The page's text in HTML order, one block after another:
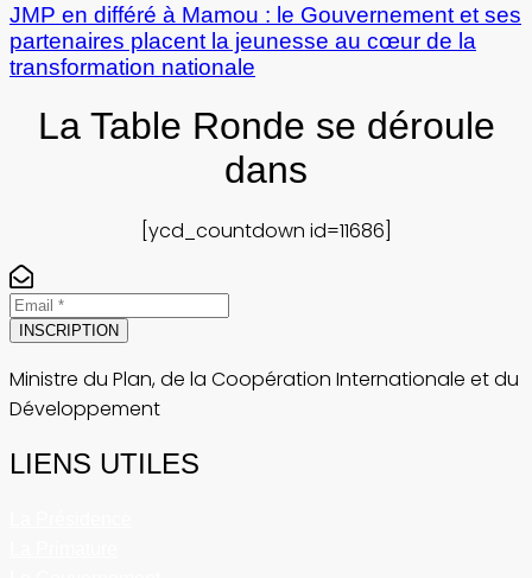
JMP en différé à Mamou : le Gouvernement et ses
partenaires placent la jeunesse au cœur de la
transformation nationale
La Table Ronde se déroule
dans
[ycd_countdown id=11686]
INSCRIPTION
Ministre du Plan, de la Coopération Internationale et du
Développement
LIENS UTILES